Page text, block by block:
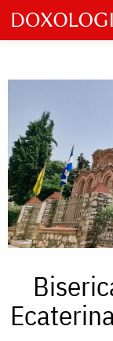
Skip
to
main